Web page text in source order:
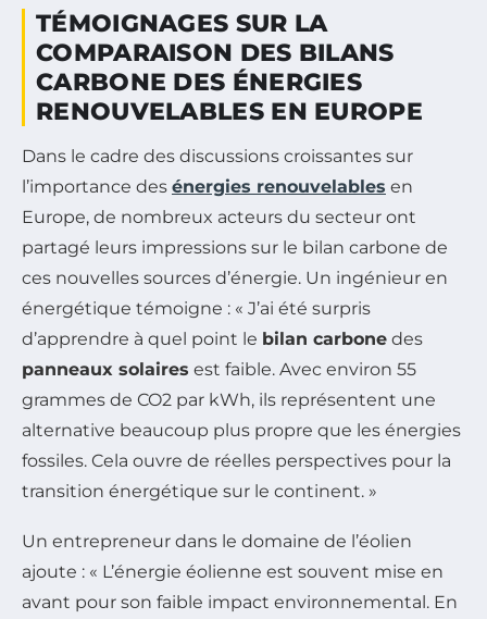
TÉMOIGNAGES SUR LA
COMPARAISON DES BILANS
CARBONE DES ÉNERGIES
RENOUVELABLES EN EUROPE
Dans le cadre des discussions croissantes sur
l’importance des énergies renouvelables en
Europe, de nombreux acteurs du secteur ont
partagé leurs impressions sur le bilan carbone de
ces nouvelles sources d’énergie. Un ingénieur en
énergétique témoigne : « J’ai été surpris
d’apprendre à quel point le bilan carbone des
panneaux solaires est faible. Avec environ 55
grammes de CO2 par kWh, ils représentent une
alternative beaucoup plus propre que les énergies
fossiles. Cela ouvre de réelles perspectives pour la
transition énergétique sur le continent. »
Un entrepreneur dans le domaine de l’éolien
ajoute : « L’énergie éolienne est souvent mise en
avant pour son faible impact environnemental. En